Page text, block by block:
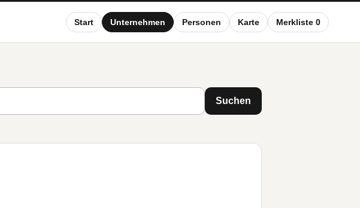
Start Unternehmen Personen Karte Merkliste 0
Suchen